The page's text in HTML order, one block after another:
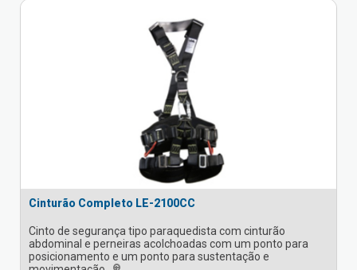
Cinturão Completo LE-2100CC
Cinto de segurança tipo paraquedista com cinturão
abdominal e perneiras acolchoadas com um ponto para
posicionamento e um ponto para sustentação e